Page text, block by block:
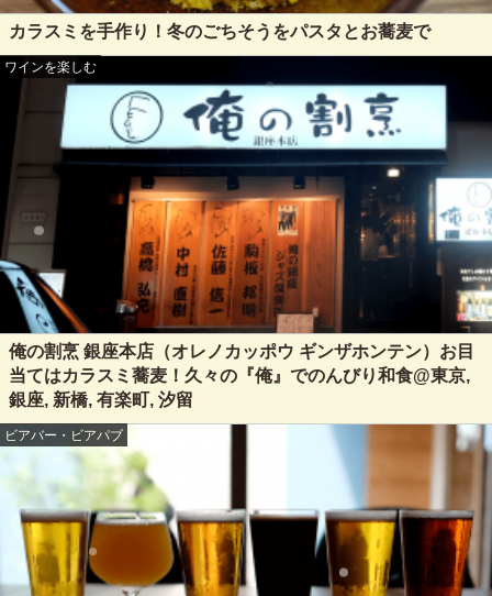
カラスミを手作り！冬のごちそうをパスタとお蕎麦で
ワインを楽しむ
俺の割烹 銀座本店（オレノカッポウ ギンザホンテン）お目
当てはカラスミ蕎麦！久々の『俺』でのんびり和食@東京,
銀座, 新橋, 有楽町, 汐留
ビアバー・ビアパブ